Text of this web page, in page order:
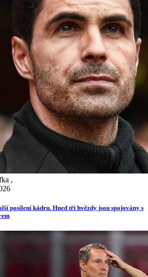
,
posílení kádru. Hned tři hvězdy jsou spojovány s